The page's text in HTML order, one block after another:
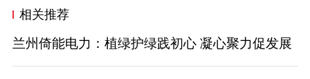
相关推荐
兰州倚能电力：植绿护绿践初心 凝心聚力促发展